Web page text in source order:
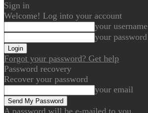
Sign in
Welcome! Log into your account
your username
your password
Forgot your password? Get help
Password recovery
Recover your password
your email
A password will be e-mailed to you.